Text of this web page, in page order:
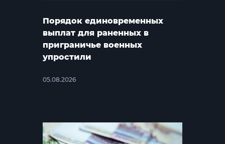
Порядок единовременных
выплат для раненных в
приграничье военных
упростили
05.08.2026